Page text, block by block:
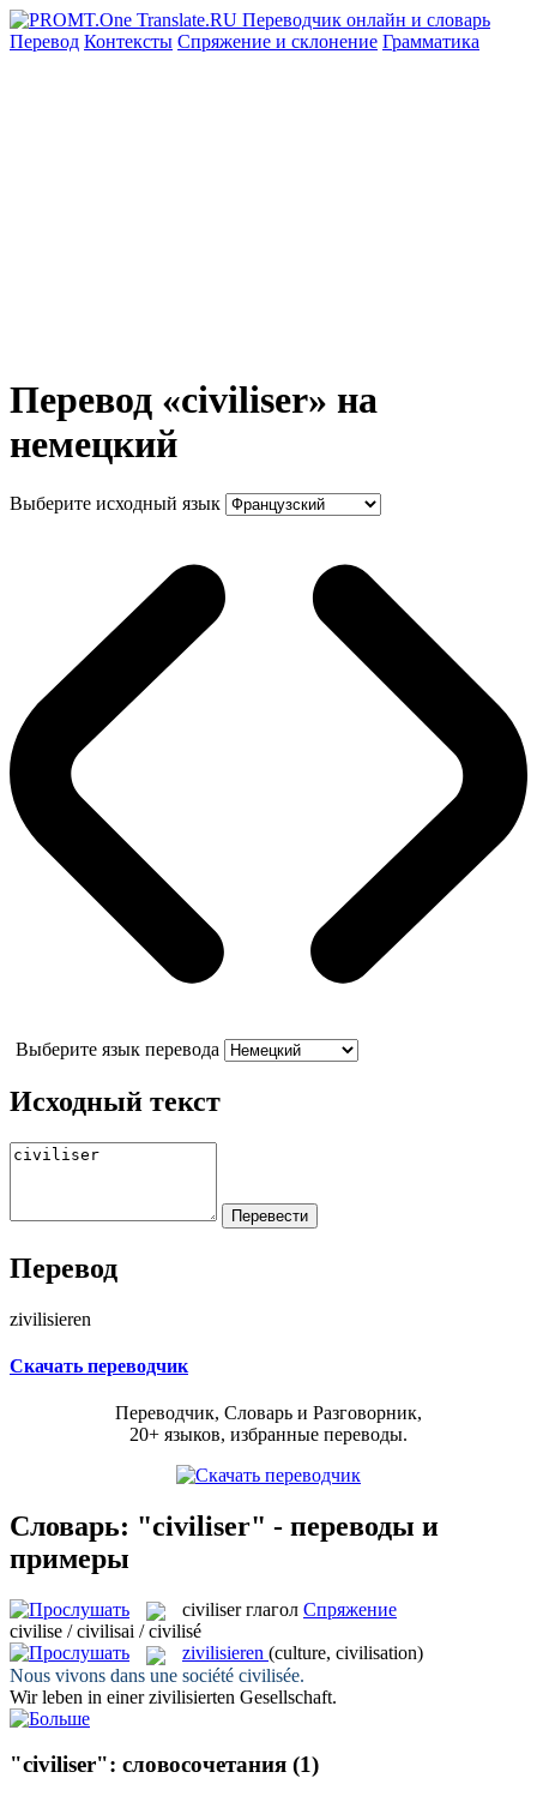
Перевод Контексты Спряжение и склонение Грамматика
Перевод «civiliser» на
немецкий
Выберите исходный язык
Выберите язык перевода
Исходный текст
Перевод
zivilisieren
Скачать переводчик
Переводчик, Словарь и Разговорник,
20+ языков, избранные переводы.
Словарь: "civiliser" - переводы и
примеры
civiliser глагол Спряжение
civilise / civilisai / civilisé
zivilisieren (culture, civilisation)
Nous vivons dans une société civilisée.
Wir leben in einerzivilisierten Gesellschaft.
"civiliser": словосочетания (1)